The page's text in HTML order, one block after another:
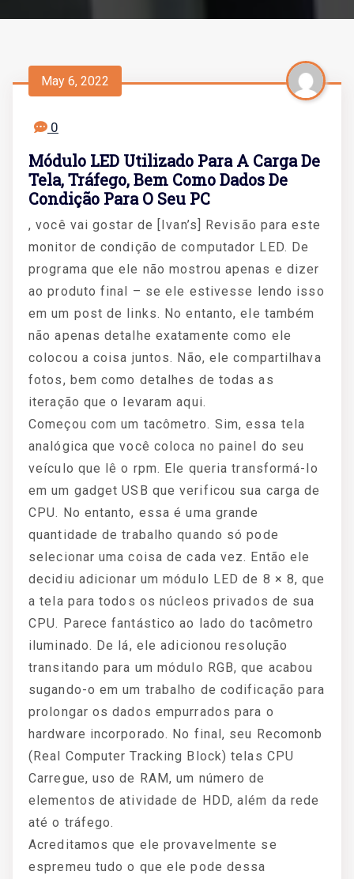
May 6, 2022
0
Módulo LED Utilizado Para A Carga De
Tela, Tráfego, Bem Como Dados De
Condição Para O Seu PC
, você vai gostar de [Ivan’s] Revisão para este
monitor de condição de computador LED. De
programa que ele não mostrou apenas e dizer
ao produto final – se ele estivesse lendo isso
em um post de links. No entanto, ele também
não apenas detalhe exatamente como ele
colocou a coisa juntos. Não, ele compartilhava
fotos, bem como detalhes de todas as
iteração que o levaram aqui.
Começou com um tacômetro. Sim, essa tela
analógica que você coloca no painel do seu
veículo que lê o rpm. Ele queria transformá-lo
em um gadget USB que verificou sua carga de
CPU. No entanto, essa é uma grande
quantidade de trabalho quando só pode
selecionar uma coisa de cada vez. Então ele
decidiu adicionar um módulo LED de 8 × 8, que
a tela para todos os núcleos privados de sua
CPU. Parece fantástico ao lado do tacômetro
iluminado. De lá, ele adicionou resolução
transitando para um módulo RGB, que acabou
sugando-o em um trabalho de codificação para
prolongar os dados empurrados para o
hardware incorporado. No final, seu Recomonb
(Real Computer Tracking Block) telas CPU
Carregue, uso de RAM, um número de
elementos de atividade de HDD, além da rede
até o tráfego.
Acreditamos que ele provavelmente se
espremeu tudo o que ele pode dessa